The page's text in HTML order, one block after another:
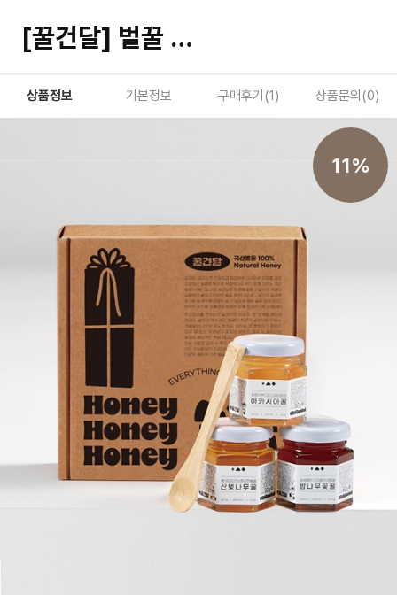
[꿀건달] 벌꿀 미니 3종세트
상품정보 기본정보 구매후기(1) 상품문의(0)
11%